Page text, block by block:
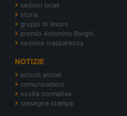
sezioni locali
storia
gruppi di lavoro
premio Antonino Borghi
sezione trasparenza
NOTIZIE
articoli ancrel
comunicazioni
novità normative
rassegna stampa